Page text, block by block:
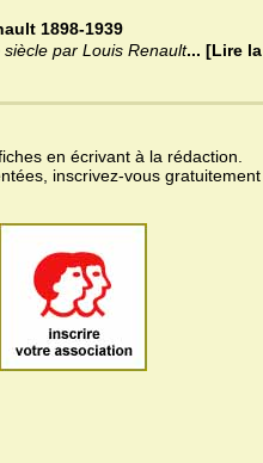
1898-1939
par Louis Renault... [Lire la
en écrivant à la rédaction.
inscrivez-vous gratuitement